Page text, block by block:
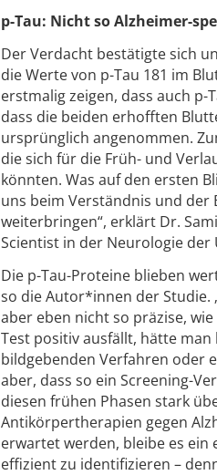
p-Tau: Nicht so Alzheimer-
Der Verdacht bestätigte sich
die Werte von p-Tau 181 im
erstmalig zeigen, dass auch p-
dass die beiden erhofften
ursprünglich angenommen.
die sich für die Früh- und
könnten. Was auf den ersten
uns beim Verständnis und der
weiterbringen“, erklärt Dr.
Scientist in der Neurologie
Die p-Tau-Proteine blieben
so die Autor*innen der Studie.
aber eben nicht so präzise,
Test positiv ausfällt, hätte
bildgebenden Verfahren oder
aber, dass so ein Screening-
diesen frühen Phasen stark
Antikörpertherapien gegen
erwartet werden, bleibe es
effizient zu identifizieren –